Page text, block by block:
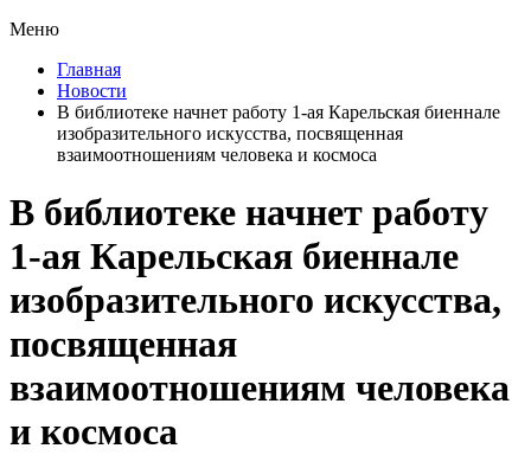
Меню
Главная
Новости
В библиотеке начнет работу 1-ая Карельская биеннале
изобразительного искусства, посвященная
взаимоотношениям человека и космоса
В библиотеке начнет работу
1-ая Карельская биеннале
изобразительного искусства,
посвященная
взаимоотношениям человека
и космоса